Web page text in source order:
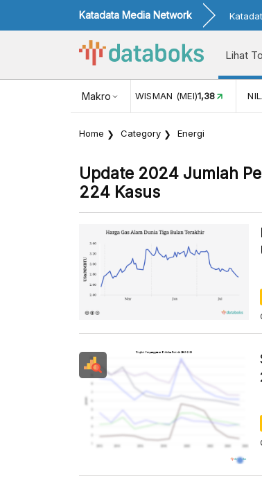
Katadata Media Network
Lihat
Makro
KUNJUNGAN WISMAN (MEI)1,38
Home Category Energi
Update 2024 Jumlah
224 Kasus